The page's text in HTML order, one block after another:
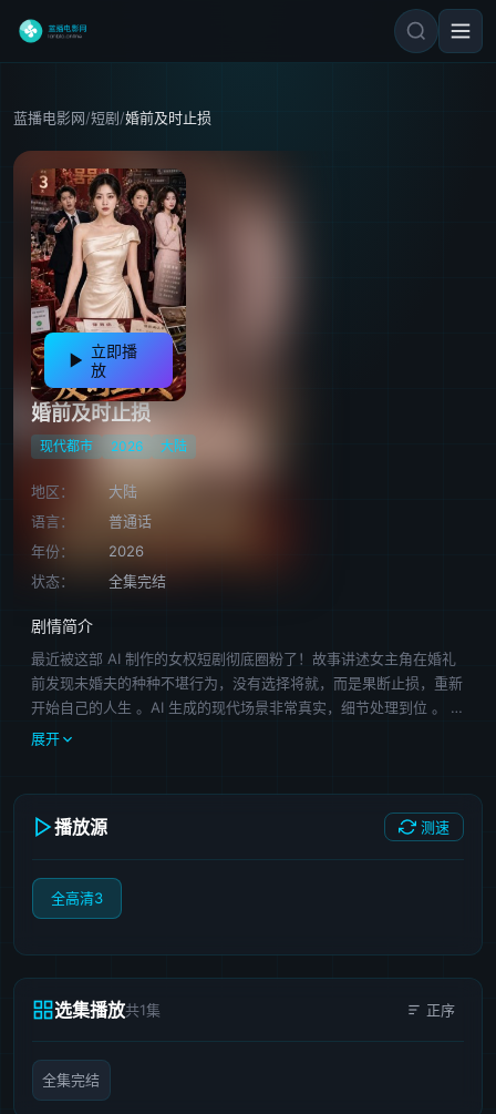
蓝播电影网/短剧/婚前及时止损
立即播
放
婚前及时止损
现代都市 2026 大陆
地区：
大陆
语言：
普通话
年份：
2026
状态：
全集完结
剧情简介
最近被这部 AI 制作的女权短剧彻底圈粉了！故事讲述女主角在婚礼
前发现未婚夫的种种不堪行为，没有选择将就，而是果断止损，重新
开始自己的人生 。AI 生成的现代场景非常真实，细节处理到位 。 女
主角从恋爱脑到独立女性的转变过程刻画得淋漓尽致，她的勇气和智
你喜欢女强逆袭题材，这部绝对不容错过！
展开
播放源 测速
全高清3
选集播放共1集 正序
全集完结